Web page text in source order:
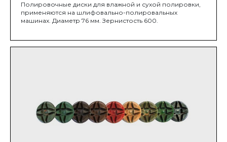
Полировочные диски для влажной и сухой полировки,
применяются на шлифовально-полировальных
машинах. Диаметр 76 мм. Зернистость 600.